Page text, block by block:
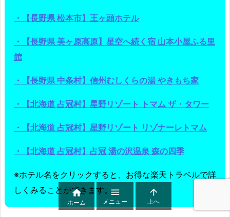
・【長野県 松本市】王ヶ頭ホテル
・【長野県 美ヶ原高原】星空へ続く宿 山本小屋ふる里
館
・【長野県 中条村】信州むしくらの湯 やきもち家
・【北海道 占冠村】星野リゾート トマム ザ・タワー
・【北海道 占冠村】星野リゾート リゾナーレトマム
・【北海道 占冠村】占冠 湯の沢温泉 森の四季
※ホテル名をクリックすると、お得な楽天トラベルで詳
しくみることができます。

ホーム

メニュー

上へ